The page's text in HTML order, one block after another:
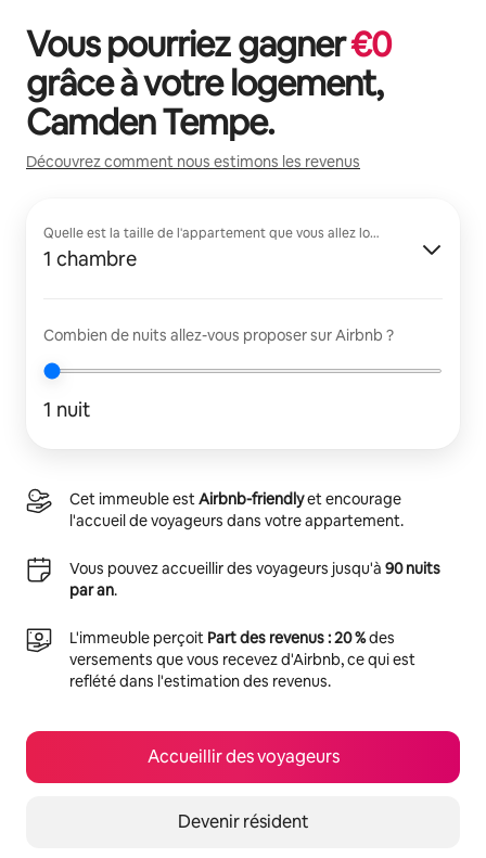
Vous pourriez gagner€0
grâce à votre logement,
Camden Tempe.
Découvrez comment nous estimons les revenus
Quelle est la taille de l'appartement que vous allez louer ?
1 chambre
Combien de nuits allez-vous proposer sur Airbnb ?
1 nuit
Cet immeuble estAirbnb-friendlyet encourage
l'accueil de voyageurs dans votre appartement.
Vous pouvez accueillir des voyageurs jusqu'à 90 nuits
par an.
L'immeuble perçoit Part des revenus : 20 %des
versements que vous recevez d'Airbnb, ce qui est
reflété dans l'estimation des revenus.
Accueillir des voyageurs
Devenir résident